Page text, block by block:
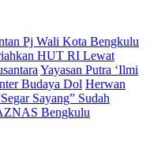
Pj Wali Kota Bengkulu
HUT RI Lewat
Yayasan Putra ‘Ilmi
Budaya Dol Herwan
Sayang” Sudah
Bengkulu